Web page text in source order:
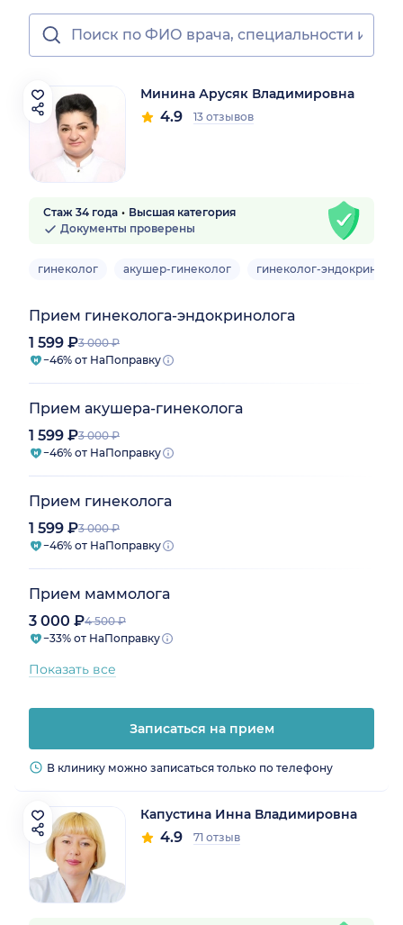
Минина Арусяк Владимировна
4.9 13 отзывов
Стаж 34 года
Высшая категория
Документы проверены
гинеколог акушер-гинеколог гинеколог-эндокринолог
Прием гинеколога-эндокринолога
1 599 ₽3 000 ₽
−46% от НаПоправку
Прием акушера-гинеколога
1 599 ₽3 000 ₽
−46% от НаПоправку
Прием гинеколога
1 599 ₽3 000 ₽
−46% от НаПоправку
Прием маммолога
3 000 ₽4 500 ₽
−33% от НаПоправку
Показать все
Записаться на прием
В клинику можно записаться только по телефону
Капустина Инна Владимировна
4.9 71 отзыв